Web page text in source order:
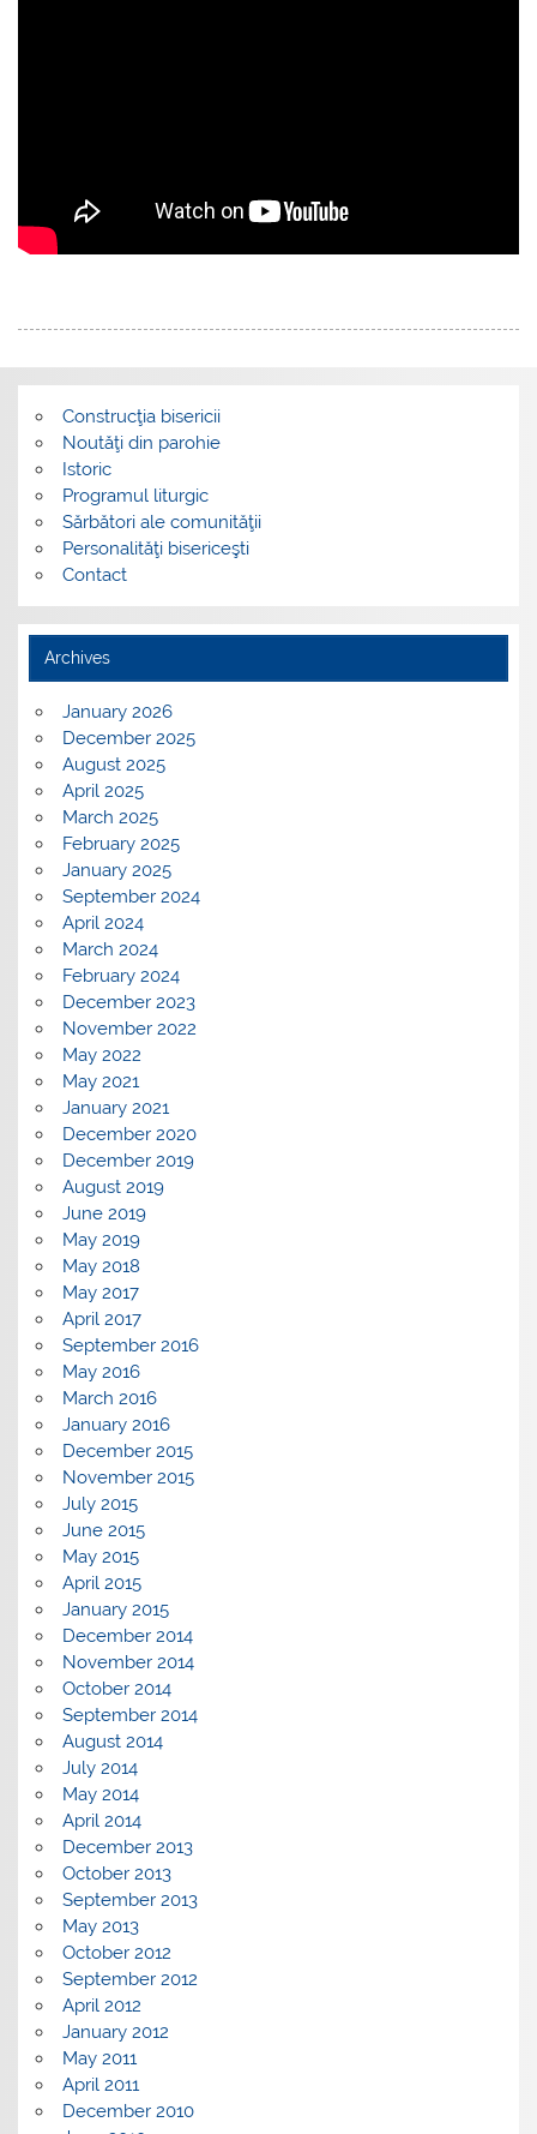
Construcţia bisericii
Noutăţi din parohie
Istoric
Programul liturgic
Sărbători ale comunităţii
Personalităţi bisericeşti
Contact
Archives
January 2026
December 2025
August 2025
April 2025
March 2025
February 2025
January 2025
September 2024
April 2024
March 2024
February 2024
December 2023
November 2022
May 2022
May 2021
January 2021
December 2020
December 2019
August 2019
June 2019
May 2019
May 2018
May 2017
April 2017
September 2016
May 2016
March 2016
January 2016
December 2015
November 2015
July 2015
June 2015
May 2015
April 2015
January 2015
December 2014
November 2014
October 2014
September 2014
August 2014
July 2014
May 2014
April 2014
December 2013
October 2013
September 2013
May 2013
October 2012
September 2012
April 2012
January 2012
May 2011
April 2011
December 2010